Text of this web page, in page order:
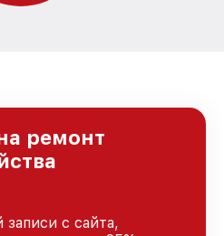
ремонт
с сайта,